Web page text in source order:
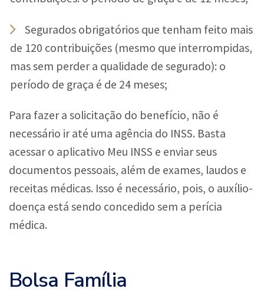
Segurados obrigatórios que tenham feito mais
de 120 contribuições (mesmo que interrompidas,
mas sem perder a qualidade de segurado): o
período de graça é de 24 meses;
Para fazer a solicitação do benefício, não é
necessário ir até uma agência do INSS. Basta
acessar o aplicativo Meu INSS e enviar seus
documentos pessoais, além de exames, laudos e
receitas médicas. Isso é necessário, pois, o auxílio-
doença está sendo concedido sem a perícia
médica.
Bolsa Família